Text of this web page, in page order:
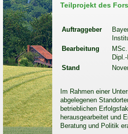
Teilprojekt des
Auftraggeber
Bearbeitung
Stand
Im Rahmen einer
abgelegenen
betrieblichen
herausgearbeitet und
Beratung und Politik